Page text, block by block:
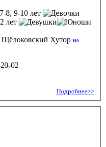
8, 9-10 лет
лет
Хутор на
02
Подробнее>>